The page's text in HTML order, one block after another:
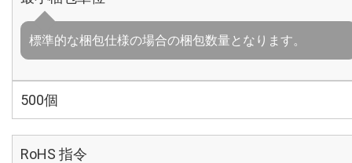
標準的な梱包仕様の場合の梱包数量となります。
500個
RoHS 指令